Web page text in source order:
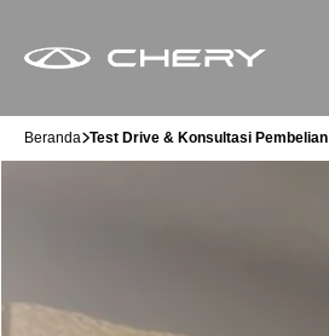
Beranda Test Drive & Konsultasi Pembelian